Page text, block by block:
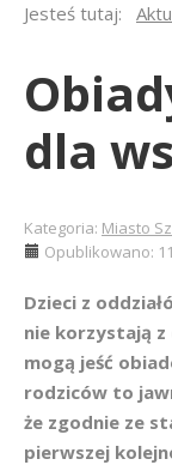
Jesteś tutaj:
dla
Kategoria: Miasto
Opublikowano:
Dzieci z
nie korzystają z
mogą jeść
rodziców to
że zgodnie ze
pierwszej